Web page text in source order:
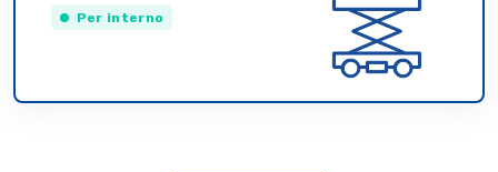
Per interno